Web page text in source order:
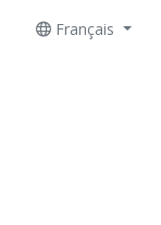
Français